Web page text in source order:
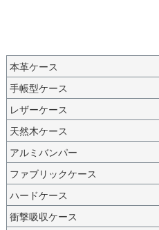
本革ケース
手帳型ケース
レザーケース
天然木ケース
アルミバンパー
ファブリックケース
ハードケース
衝撃吸収ケース